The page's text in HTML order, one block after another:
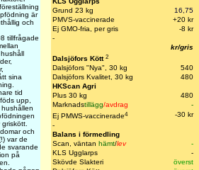
är
och
tillfrågade
sina
tid
upp,
och
var de
svarande
på
Grund 23 kg
16,75
PMVS-vaccinerade
+20 kr
Ej GMO-fria, per gris
-8 kr
-
kr/gris
Dalsjöfors Kött 2
Dalsjöfors "Nya", 30 kg
540
Dalsjöfors Kvalitet, 30 kg
480
HKScan Agri
Plus 30 kg
480
Marknadstillägg/avdrag
-
Ej PMWS-vaccinerade4
-30 kr
-
Balans i förmedling
Scan, väntan hämt/lev
-
KLS Ugglarps
-
Skövde Slakteri
överst